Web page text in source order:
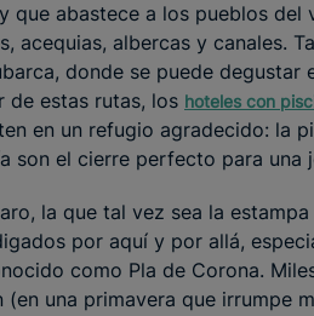
que abastece a los pueblos del
acequias, albercas y canales.
donde se puede
de estas rutas, los hoteles con
en un refugio agradecido: la
son el cierre perfecto para una
la que tal vez sea la
por aquí y por allá,
como Pla de Corona.
(en una primavera que irrumpe